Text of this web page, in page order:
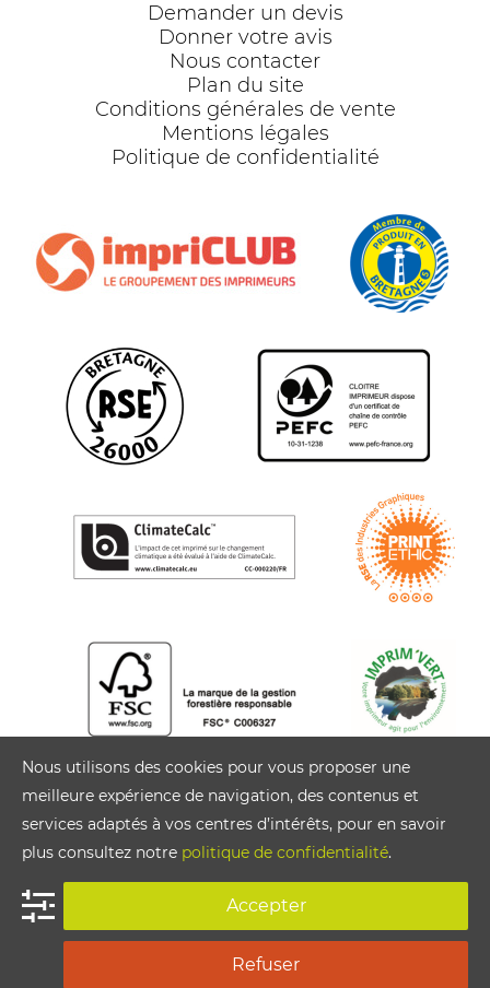
Demander un devis
Donner votre avis
Nous contacter
Plan du site
Conditions générales de vente
Mentions légales
Politique de confidentialité
Siège social Cloître Imprimeurs : 122 rue du Jardin
des Lettres 29800 SAINT-THONAN
Nous utilisons des cookies pour vous proposer une
meilleure expérience de navigation, des contenus et
services adaptés à vos centres d’intérêts, pour en savoir
plus consultez notre politique de confidentialité.
Accepter
Refuser